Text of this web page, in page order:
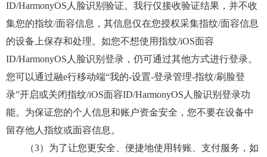
ID/HarmonyOS人脸识别验证。我行仅接收验证结果，并不收
集您的指纹/面容信息，其信息仅在您授权采集指纹/面容信息
的设备上保存和处理。如您不想使用指纹/iOS面容
ID/HarmonyOS人脸识别登录，仍可通过其他方式进行登录。
您可以通过融e行移动端“我的-设置-登录管理-指纹/刷脸登
录”开启或关闭指纹/iOS面容ID/HarmonyOS人脸识别登录功
能。为保证您的个人信息和账户资金安全，您不要在设备中
留存他人指纹或面容信息。
（3）为了让您更安全、便捷地使用转账、支付服务，如